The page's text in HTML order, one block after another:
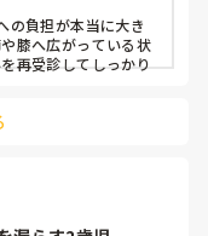
、電気などで１週間
や湿布で抑えて仕
、痛みが走ります。
痛みが来始めまし
の負担が本当に大き
膝へ広がっている状
再受診してしっかり
に相談して頼むよう